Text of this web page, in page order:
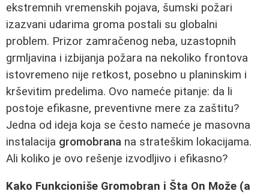
ekstremnih vremenskih pojava, šumski požari
izazvani udarima groma postali su globalni
problem. Prizor zamračenog neba, uzastopnih
grmljavina i izbijanja požara na nekoliko frontova
istovremeno nije retkost, posebno u planinskim i
krševitim predelima. Ovo nameće pitanje: da li
postoje efikasne, preventivne mere za zaštitu?
Jedna od ideja koja se često nameće je masovna
instalacija gromobrana na strateškim lokacijama.
Ali koliko je ovo rešenje izvodljivo i efikasno?
Kako Funkcioniše Gromobran i Šta On Može (a